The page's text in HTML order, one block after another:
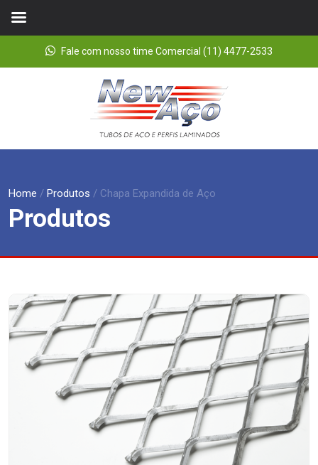
Fale com nosso time Comercial (11) 4477-2533
Home / Produtos / Chapa Expandida de Aço
Produtos